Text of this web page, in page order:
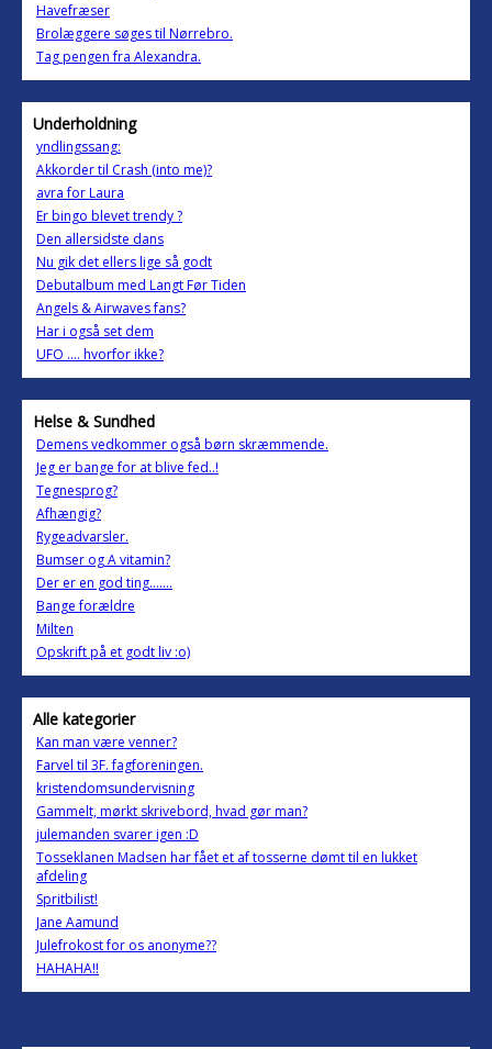
Havefræser
Brolæggere søges til Nørrebro.
Tag pengen fra Alexandra.
Underholdning
yndlingssang:
Akkorder til Crash (into me)?
avra for Laura
Er bingo blevet trendy ?
Den allersidste dans
Nu gik det ellers lige så godt
Debutalbum med Langt Før Tiden
Angels & Airwaves fans?
Har i også set dem
UFO .... hvorfor ikke?
Helse & Sundhed
Demens vedkommer også børn skræmmende.
Jeg er bange for at blive fed..!
Tegnesprog?
Afhængig?
Rygeadvarsler.
Bumser og A vitamin?
Der er en god ting.......
Bange forældre
Milten
Opskrift på et godt liv :o)
Alle kategorier
Kan man være venner?
Farvel til 3F. fagforeningen.
kristendomsundervisning
Gammelt, mørkt skrivebord, hvad gør man?
julemanden svarer igen :D
Tosseklanen Madsen har fået et af tosserne dømt til en lukket
afdeling
Spritbilist!
Jane Aamund
Julefrokost for os anonyme??
HAHAHA!!